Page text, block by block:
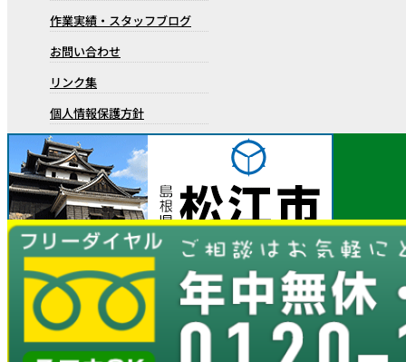
作業実績・スタッフブログ
お問い合わせ
リンク集
個人情報保護方針